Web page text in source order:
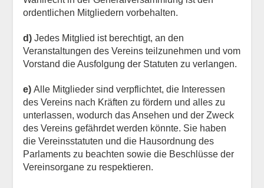
ordentlichen Mitgliedern vorbehalten.
d)Jedes Mitglied ist berechtigt, an den
Veranstaltungen des Vereins teilzunehmen und vom
Vorstand die Ausfolgung der Statuten zu verlangen.
e)Alle Mitglieder sind verpflichtet, die Interessen
des Vereins nach Kräften zu fördern und alles zu
unterlassen, wodurch das Ansehen und der Zweck
des Vereins gefährdet werden könnte. Sie haben
die Vereinsstatuten und die Hausordnung des
Parlaments zu beachten sowie die Beschlüsse der
Vereinsorgane zu respektieren.